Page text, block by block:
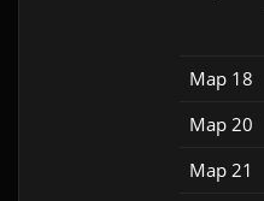
Map 18
Map 20
Map 21